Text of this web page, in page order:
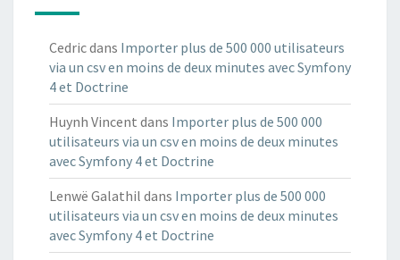
O
P
I
É
E
Cedricdans Importer plus de 500 000 utilisateurs
via un csv en moins de deux minutes avec Symfony
4 et Doctrine
Huynh Vincent dans Importer plus de 500 000
utilisateurs via un csv en moins de deux minutes
avec Symfony 4 et Doctrine
Lenwë Galathil dans Importer plus de 500 000
utilisateurs via un csv en moins de deux minutes
avec Symfony 4 et Doctrine